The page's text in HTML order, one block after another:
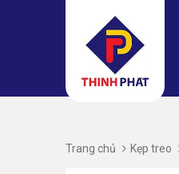
Trang chủ Kẹp treo